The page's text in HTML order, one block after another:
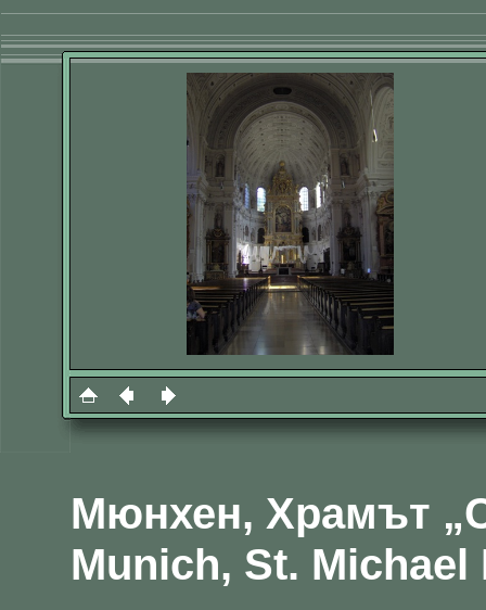
Мюнхен, Храмът
Munich, St. Michael